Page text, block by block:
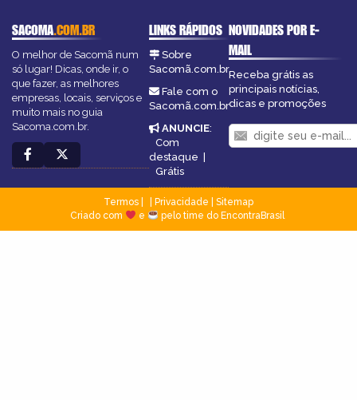
SACOMA.COM.BR
O melhor de Sacomã num
só lugar! Dicas, onde ir, o
que fazer, as melhores
empresas, locais, serviços e
muito mais no guia
Sacoma.com.br.
LINKS RÁPIDOS
Sobre
Sacomã.com.br
Fale com o
Sacomã.com.br
ANUNCIE:
Com
destaque
Grátis
NOVIDADES POR E-
MAIL
Receba grátis as
principais notícias,
dicas e promoções
Termos Privacidade
Sitemap
Criado com
e pelo time do EncontraBrasil